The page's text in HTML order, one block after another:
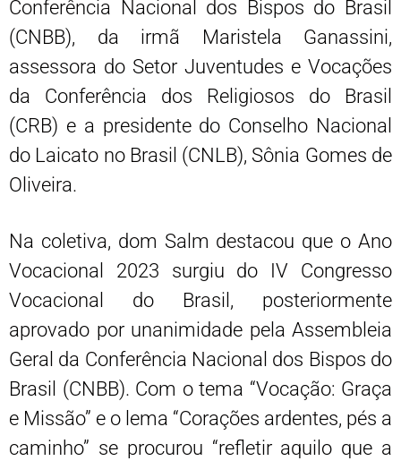
Conferência Nacional dos Bispos do Brasil
(CNBB), da irmã Maristela Ganassini,
assessora do Setor Juventudes e Vocações
da Conferência dos Religiosos do Brasil
(CRB) e a presidente do Conselho Nacional
do Laicato no Brasil (CNLB), Sônia Gomes de
Oliveira.
Na coletiva, dom Salm destacou que o Ano
Vocacional 2023 surgiu do IV Congresso
Vocacional do Brasil, posteriormente
aprovado por unanimidade pela Assembleia
Geral da Conferência Nacional dos Bispos do
Brasil (CNBB). Com o tema “Vocação: Graça
e Missão” e o lema “Corações ardentes, pés a
caminho” se procurou “refletir aquilo que a